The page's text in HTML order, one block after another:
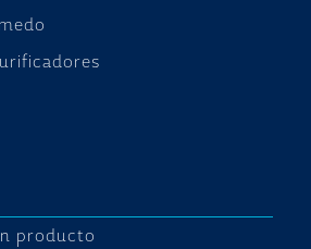
producto